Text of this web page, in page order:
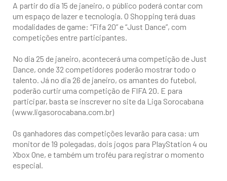
A partir do dia 15 de janeiro, o público poderá contar com
um espaço de lazer e tecnologia. O Shopping terá duas
modalidades de game: “Fifa 20” e “Just Dance”, com
competições entre participantes.
No dia 25 de janeiro, acontecerá uma competição de Just
Dance, onde 32 competidores poderão mostrar todo o
talento. Já no dia 26 de janeiro, os amantes do futebol,
poderão curtir uma competição de FIFA 20. E para
participar, basta se inscrever no site da Liga Sorocabana
(www.ligasorocabana.com.br)
Os ganhadores das competições levarão para casa: um
monitor de 19 polegadas, dois jogos para PlayStation 4 ou
Xbox One, e também um troféu para registrar o momento
especial.